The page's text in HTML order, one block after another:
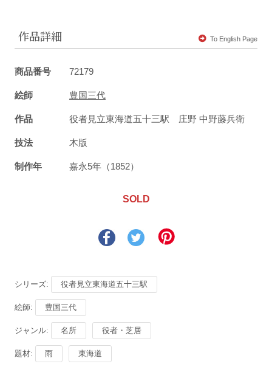
作品詳細 To English Page
商品番号 72179
絵師 豊国三代
作品 役者見立東海道五十三駅 庄野 中野藤兵衛
技法 木版
制作年 嘉永5年（1852）
SOLD
シリーズ: 役者見立東海道五十三駅
絵師: 豊国三代
ジャンル: 名所 役者・芝居
題材: 雨 東海道